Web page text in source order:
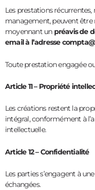
Les prestations
management, peuvent être
moyennant un préavis de
email à l’adresse
Toute prestation engagée
Article 11 – Propriété
Les créations restent la
intégral, conformément à
intellectuelle.
Article 12 – Confidentialité
Les parties s’engagent à
échangées.